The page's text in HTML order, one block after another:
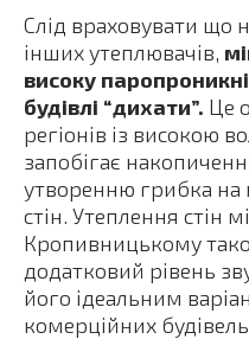
Слід враховувати що
інших утеплювачів,
високу
будівлі “дихати”. Це
регіонів із високою
запобігає
утворенню грибка на
стін. Утеплення стін
Кропивницькому
додатковий рівень
його ідеальним
комерційних